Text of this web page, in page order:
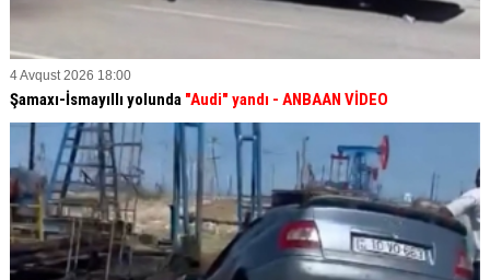
4 Avqust 2026 18:00
Şamaxı-İsmayıllı yolunda "Audi" yandı - ANBAAN VİDEO